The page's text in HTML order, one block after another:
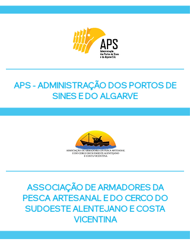
APS - ADMINISTRAÇÃO DOS PORTOS DE
SINES E DO ALGARVE
ASSOCIAÇÃO DE ARMADORES DA
PESCA ARTESANAL E DO CERCO DO
SUDOESTE ALENTEJANO E COSTA
VICENTINA